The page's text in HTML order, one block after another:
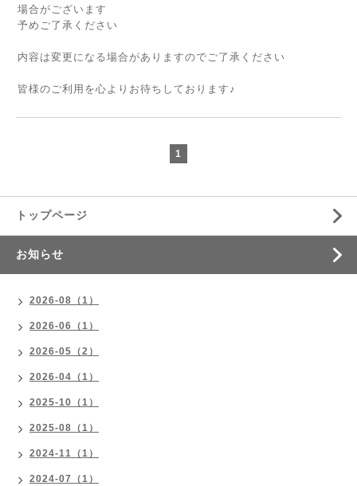
場合がございます
予めご了承ください
内容は変更になる場合がありますのでご了承ください
皆様のご利用を心よりお待ちしております♪
1
トップページ
お知らせ
2026-08（1）
2026-06（1）
2026-05（2）
2026-04（1）
2025-10（1）
2025-08（1）
2024-11（1）
2024-07（1）